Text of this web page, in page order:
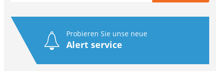
Probieren Sie unse neue
Alert service